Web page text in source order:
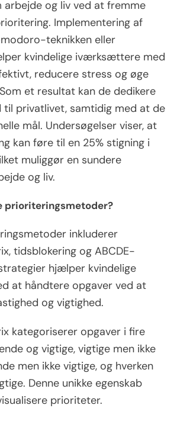
arbejde og liv ved at fremme
Implementering af
teknikken eller
kvindelige iværksættere med
reducere stress og øge
et resultat kan de dedikere
privatlivet, samtidig med at de
mål. Undersøgelser viser, at
kan føre til en 25% stigning i
muliggør en sundere
og liv.
prioriteringsmetoder?
inkluderer
tidsblokering og ABCDE-
hjælper kvindelige
at håndtere opgaver ved at
og vigtighed.
kategoriserer opgaver i fire
og vigtige, vigtige men ikke
men ikke vigtige, og hverken
Denne unikke egenskab
prioriteter.